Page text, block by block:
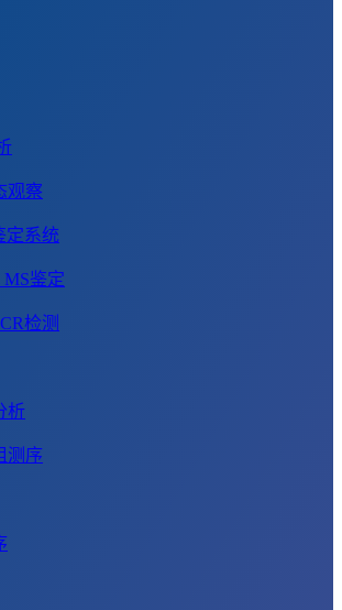
观察
定系统
鉴定
检测
析
测序